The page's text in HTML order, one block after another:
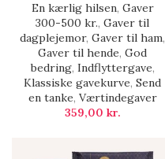
En kærlig hilsen, Gaver
300-500 kr., Gaver til
dagplejemor, Gaver til ham,
Gaver til hende, God
bedring, Indflyttergave,
Klassiske gavekurve, Send
en tanke, Værtindegaver
359,00 kr.